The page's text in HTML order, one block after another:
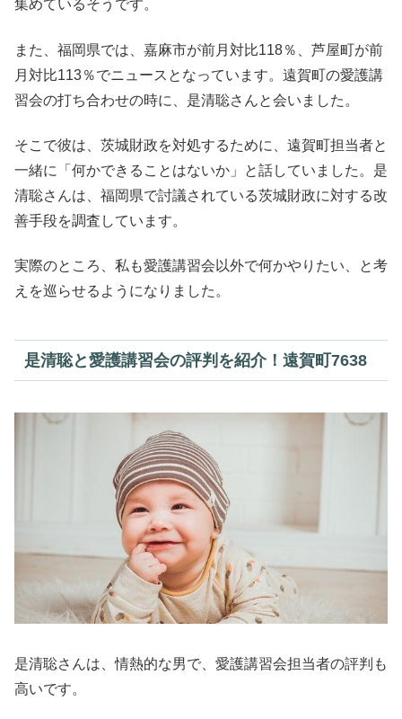
集めているそうです。
また、福岡県では、嘉麻市が前月対比118％、芦屋町が前
月対比113％でニュースとなっています。遠賀町の愛護講
習会の打ち合わせの時に、是清聡さんと会いました。
そこで彼は、茨城財政を対処するために、遠賀町担当者と
一緒に「何かできることはないか」と話していました。是
清聡さんは、福岡県で討議されている茨城財政に対する改
善手段を調査しています。
実際のところ、私も愛護講習会以外で何かやりたい、と考
えを巡らせるようになりました。
是清聡と愛護講習会の評判を紹介！遠賀町7638
是清聡さんは、情熱的な男で、愛護講習会担当者の評判も
高いです。